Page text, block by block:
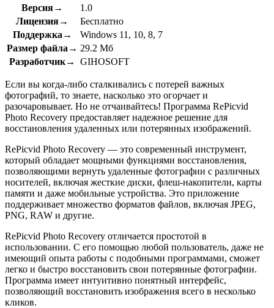
Версия→
1.0
Лицензия→
Бесплатно
Поддержка→
Windows 11, 10, 8, 7
Размер файла→ 29.2 Мб
Разработчик→
GIHOSOFT
Если вы когда-либо сталкивались с потерей важных
фотографий, то знаете, насколько это огорчает и
разочаровывает. Но не отчаивайтесь! Программа RePicvid
Photo Recovery предоставляет надежное решение для
восстановления удаленных или потерянных изображений.
RePicvid Photo Recovery — это современный инструмент,
который обладает мощными функциями восстановления,
позволяющими вернуть удаленные фотографии с различных
носителей, включая жесткие диски, флеш-накопители, карты
памяти и даже мобильные устройства. Это приложение
поддерживает множество форматов файлов, включая JPEG,
PNG, RAW и другие.
RePicvid Photo Recovery отличается простотой в
использовании. С его помощью любой пользователь, даже не
имеющий опыта работы с подобными программами, сможет
легко и быстро восстановить свои потерянные фотографии.
Программа имеет интуитивно понятный интерфейс,
позволяющий восстановить изображения всего в несколько
кликов.